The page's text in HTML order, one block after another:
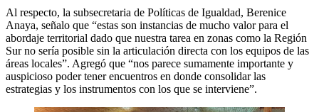
Al respecto, la subsecretaria de Políticas de Igualdad, Berenice
Anaya, señalo que “estas son instancias de mucho valor para el
abordaje territorial dado que nuestra tarea en zonas como la Región
Sur no sería posible sin la articulación directa con los equipos de las
áreas locales”. Agregó que “nos parece sumamente importante y
auspicioso poder tener encuentros en donde consolidar las
estrategias y los instrumentos con los que se interviene”.